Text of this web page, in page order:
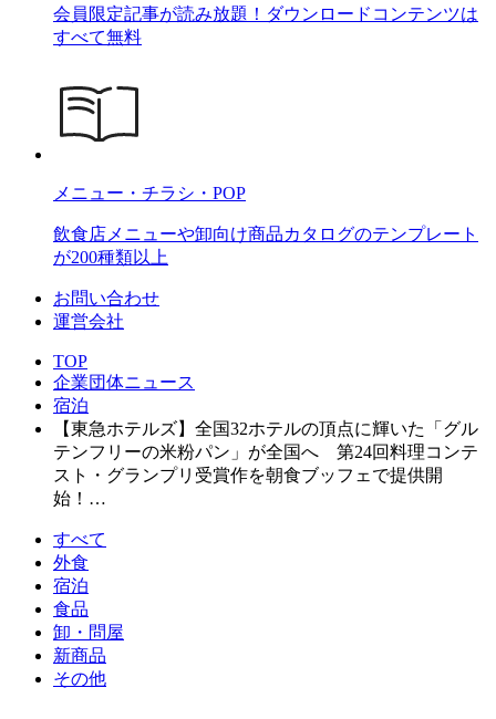
会員限定記事が読み放題！ダウンロードコンテンツは
すべて無料
メニュー・チラシ・POP
飲食店メニューや卸向け商品カタログのテンプレート
が200種類以上
お問い合わせ
運営会社
TOP
企業団体ニュース
宿泊
【東急ホテルズ】全国32ホテルの頂点に輝いた「グル
テンフリーの米粉パン」が全国へ 第24回料理コンテ
スト・グランプリ受賞作を朝食ブッフェで提供開
始！…
すべて
外食
宿泊
食品
卸・問屋
新商品
その他